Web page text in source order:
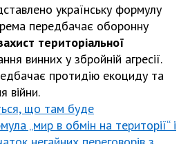
українську формулу
передбачає оборонну
територіальної
винних у збройній агресії.
протидію екоциду та
війни.
що там буде
„мир в обмін на території“ і